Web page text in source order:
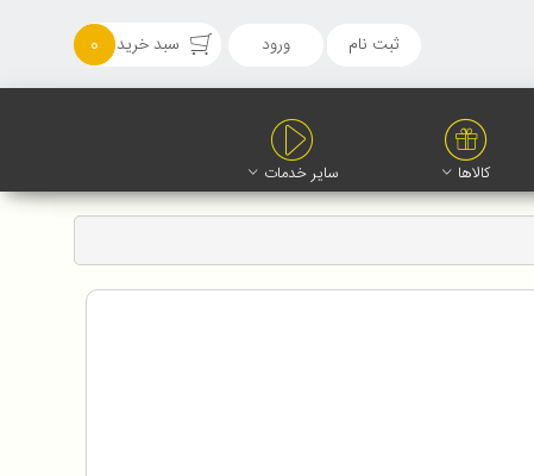
ثبت نام ورود سبد خرید 0
کالاها سایر خدمات